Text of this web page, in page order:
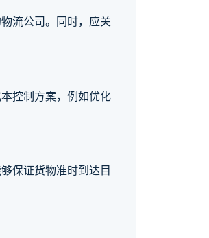
流公司。同时，应关
控制方案，例如优化
保证货物准时到达目